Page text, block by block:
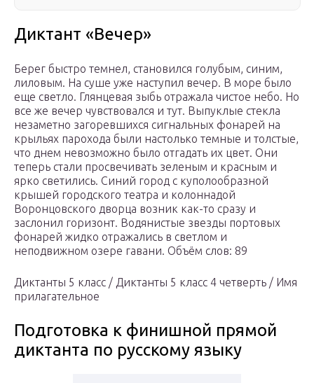
Диктант «Вечер»
Берег быстро темнел, становился голубым, синим,
лиловым. На суше уже наступил вечер. В море было
еще светло. Глянцевая зыбь отражала чистое небо. Но
все же вечер чувствовался и тут. Выпуклые стекла
незаметно загоревшихся сигнальных фонарей на
крыльях парохода были настолько темные и толстые,
что днем невозможно было отгадать их цвет. Они
теперь стали просвечивать зеленым и красным и
ярко светились. Синий город с куполообразной
крышей городского театра и колоннадой
Воронцовского дворца возник как-то сразу и
заслонил горизонт. Водянистые звезды портовых
фонарей жидко отражались в светлом и
неподвижном озере гавани. Объём слов: 89
Диктанты 5 класс / Диктанты 5 класс 4 четверть / Имя
прилагательное
Подготовка к финишной прямой
диктанта по русскому языку